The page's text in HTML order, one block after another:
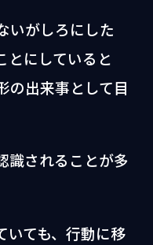
いがしろにした
とにしていると
の出来事として目
識されることが多
いても、行動に移